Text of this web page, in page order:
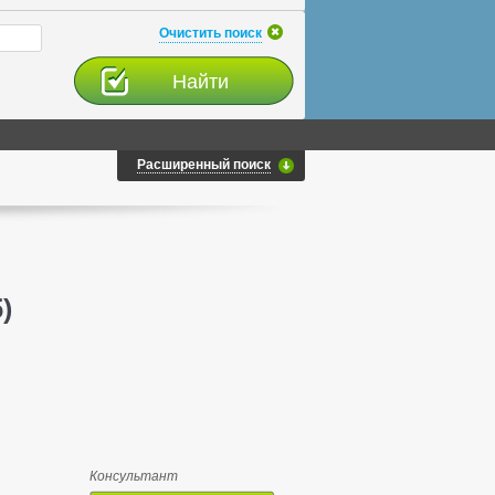
Очистить поиск
Расширенный поиск
Консультант